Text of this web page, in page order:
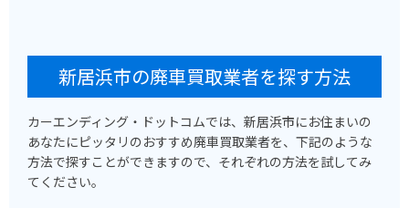
新居浜市の廃車買取業者を探す方法
カーエンディング・ドットコムでは、新居浜市にお住まいの
あなたにピッタリのおすすめ廃車買取業者を、下記のような
方法で探すことができますので、それぞれの方法を試してみ
てください。